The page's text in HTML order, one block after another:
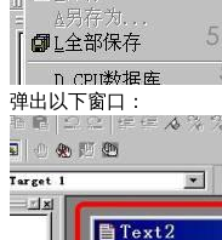
弹出以下窗口：